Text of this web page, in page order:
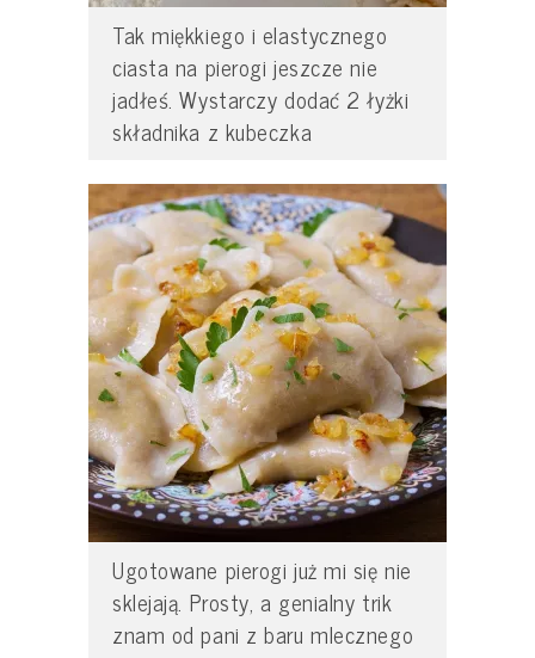
Tak miękkiego i elastycznego
ciasta na pierogi jeszcze nie
jadłeś. Wystarczy dodać 2 łyżki
składnika z kubeczka
Ugotowane pierogi już mi się nie
sklejają. Prosty, a genialny trik
znam od pani z baru mlecznego